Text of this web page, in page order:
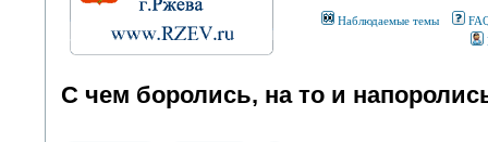
Наблюдаемые темы
С чем боролись, на то и